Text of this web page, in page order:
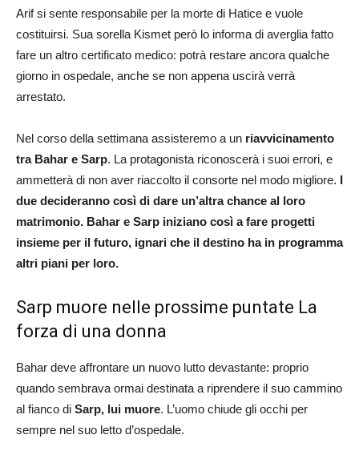
Arif si sente responsabile per la morte di Hatice e vuole
costituirsi. Sua sorella Kismet però lo informa di averglia fatto
fare un altro certificato medico: potrà restare ancora qualche
giorno in ospedale, anche se non appena uscirà verrà
arrestato.
Nel corso della settimana assisteremo a un riavvicinamento
tra Bahar e Sarp. La protagonista riconoscerà i suoi errori, e
ammetterà di non aver riaccolto il consorte nel modo migliore. I
due decideranno così di dare un’altra chance al loro
matrimonio. Bahar e Sarp iniziano così a fare progetti
insieme per il futuro, ignari che il destino ha in programma
altri piani per loro.
Sarp muore nelle prossime puntate La
forza di una donna
Bahar deve affrontare un nuovo lutto devastante: proprio
quando sembrava ormai destinata a riprendere il suo cammino
al fianco di Sarp, lui muore. L’uomo chiude gli occhi per
sempre nel suo letto d’ospedale.